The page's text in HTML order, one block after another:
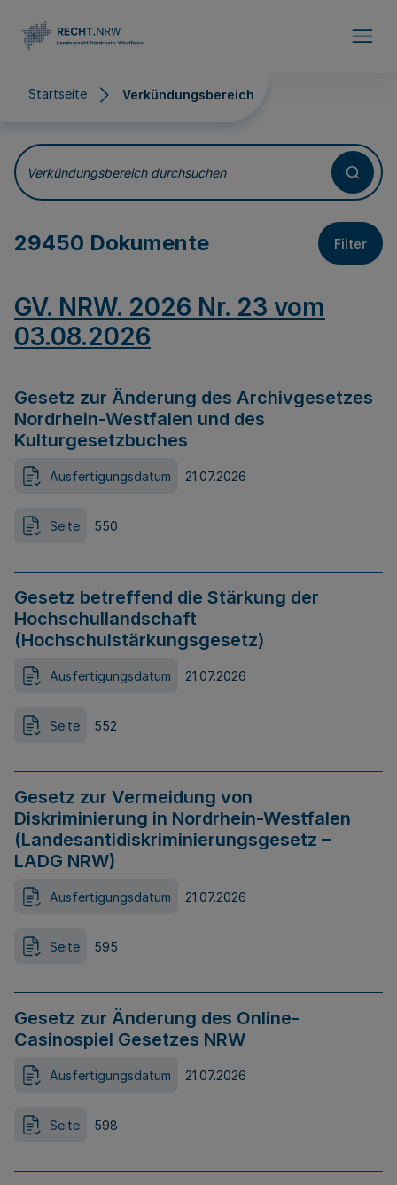
Startseite Verkündungsbereich
Verkündungsbereich
Verkündungsbereich durchsuchen
29450 Dokumente Filter
GV. NRW. 2026 Nr. 23 vom
03.08.2026
Gesetz zur Änderung des Archivgesetzes
Nordrhein-Westfalen und des
Kulturgesetzbuches
Ausfertigungsdatum 21.07.2026
Seite 550
Gesetz betreffend die Stärkung der
Hochschullandschaft
(Hochschulstärkungsgesetz)
Ausfertigungsdatum 21.07.2026
Seite 552
Gesetz zur Vermeidung von
Diskriminierung in Nordrhein-Westfalen
(Landesantidiskriminierungsgesetz –
LADG NRW)
Ausfertigungsdatum 21.07.2026
Seite 595
Gesetz zur Änderung des Online-
Casinospiel Gesetzes NRW
Ausfertigungsdatum 21.07.2026
Seite 598